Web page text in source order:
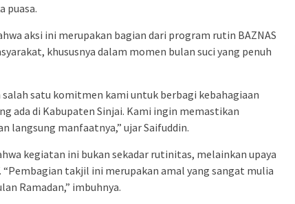
puasa.
aksi ini merupakan bagian dari program rutin BAZNAS
khususnya dalam momen bulan suci yang penuh
satu komitmen kami untuk berbagi kebahagiaan
ada di Kabupaten Sinjai. Kami ingin memastikan
langsung manfaatnya,” ujar Saifuddin.
kegiatan ini bukan sekadar rutinitas, melainkan upaya
takjil ini merupakan amal yang sangat mulia
Ramadan,” imbuhnya.